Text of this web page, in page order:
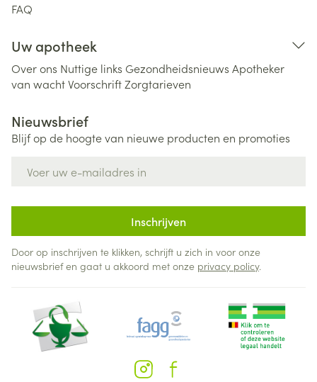
FAQ
Uw apotheek
Over ons Nuttige links Gezondheidsnieuws Apotheker
van wachtVoorschriftZorgtarieven
Nieuwsbrief
Blijf op de hoogte van nieuwe producten en promoties
Inschrijven
Door op inschrijven te klikken, schrijft u zich in voor onze
nieuwsbrief en gaat u akkoord met onze privacy policy.